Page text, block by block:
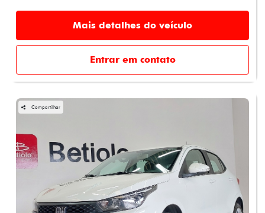
Mais detalhes do veículo
Entrar em contato
Compartilhar